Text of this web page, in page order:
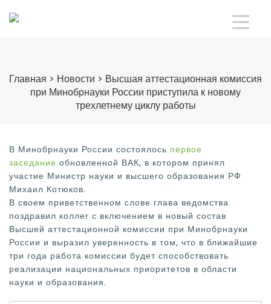
Главная > Новости > Высшая аттестационная комиссия
при Минобрнауки России приступила к новому
трехлетнему циклу работы
В Минобрнауки России состоялось первое
заседание обновленной ВАК, в котором принял
участие Министр науки и высшего образования РФ
Михаил Котюков.
В своем приветственном слове глава ведомства
поздравил коллег с включением в новый состав
Высшей аттестационной комиссии при Минобрнауки
России и выразил уверенность в том, что в ближайшие
три года работа комиссии будет способствовать
реализации национальных приоритетов в области
науки и образования.